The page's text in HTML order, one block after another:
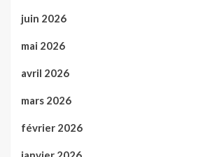
juin 2026
mai 2026
avril 2026
mars 2026
février 2026